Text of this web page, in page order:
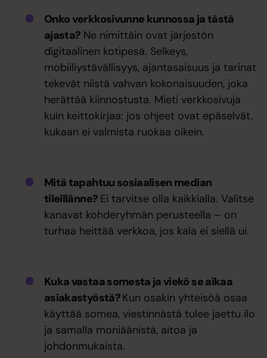
Onko verkkosivunne kunnossa ja tästä
ajasta? Ne nimittäin ovat järjestön
digitaalinen kotipesä. Selkeys,
mobiiliystävällisyys, ajantasaisuus ja tarinat
tekevät niistä vahvan kokonaisuuden, joka
herättää kiinnostusta. Mieti verkkosivuja
kuin keittokirjaa: jos ohjeet ovat epäselvät,
kukaan ei valmista ruokaa oikein.
Mitä tapahtuu sosiaalisen median
tileillänne? Ei tarvitse olla kaikkialla. Valitse
kanavat kohderyhmän perusteella – on
turhaa heittää verkkoa, jos kala ei siellä ui.
Kuka vastaa somesta ja viekö se aikaa
asiakastyöstä?Kun osakin yhteisöä osaa
käyttää somea, viestinnästä tulee jaettu ilo
ja samalla moniäänistä, aitoa ja
johdonmukaista.